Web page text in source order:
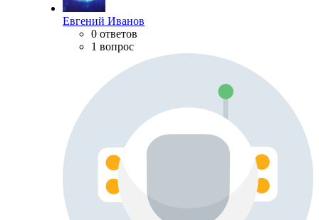
Евгений Иванов
0 ответов
1 вопрос